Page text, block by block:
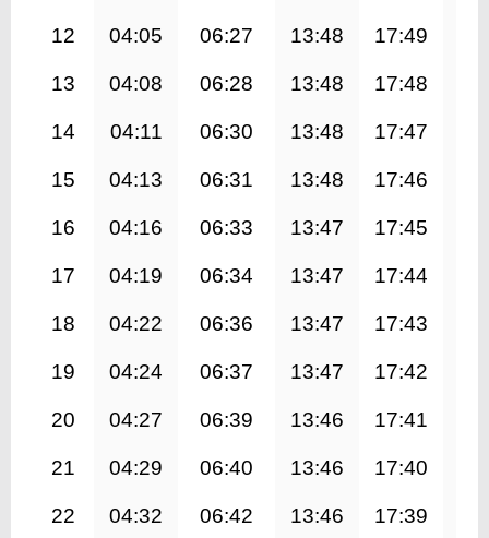
12 04:05 06:27 13:48 17:49
13 04:08 06:28 13:48 17:48
14 04:11 06:30 13:48 17:47
15 04:13 06:31 13:48 17:46
16 04:16 06:33 13:47 17:45
17 04:19 06:34 13:47 17:44
18 04:22 06:36 13:47 17:43
19 04:24 06:37 13:47 17:42
20 04:27 06:39 13:46 17:41
21 04:29 06:40 13:46 17:40
22 04:32 06:42 13:46 17:39